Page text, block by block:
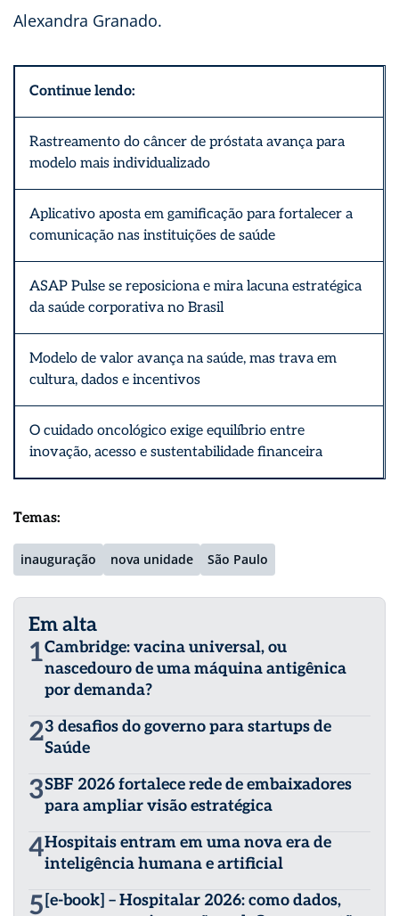
Alexandra Granado.
Continue lendo:
Rastreamento do câncer de próstata avança para
modelo mais individualizado
Aplicativo aposta em gamificação para fortalecer a
comunicação nas instituições de saúde
ASAP Pulse se reposiciona e mira lacuna estratégica
da saúde corporativa no Brasil
Modelo de valor avança na saúde, mas trava em
cultura, dados e incentivos
O cuidado oncológico exige equilíbrio entre
inovação, acesso e sustentabilidade financeira
Temas:
inauguração nova unidade São Paulo
Em alta
1Cambridge: vacina universal, ou
nascedouro de uma máquina antigênica
por demanda?
23 desafios do governo para startups de
Saúde
3SBF 2026 fortalece rede de embaixadores
para ampliar visão estratégica
4Hospitais entram em uma nova era de
inteligência humana e artificial
5 [e-book] – Hospitalar 2026: como dados,